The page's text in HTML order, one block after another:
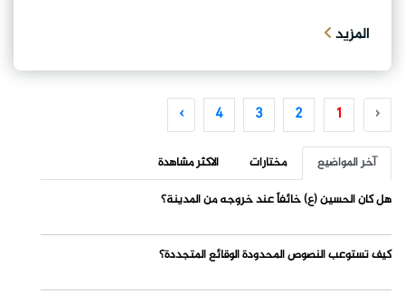
المزيد
‹
1
2
3
4
›
آخر المواضيع مختارات
الاكثر مشاهدة
هل كان الحسين (ع) خائفاً عند خروجه من المدينة؟
كيف تستوعب النصوص المحدودة الوقائع المتجددة؟